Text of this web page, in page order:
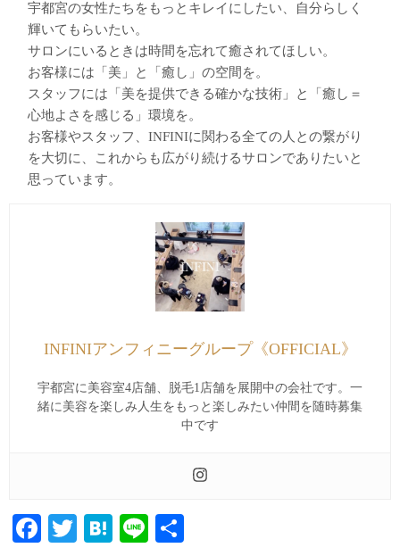
宇都宮の女性たちをもっとキレイにしたい、自分らしく
輝いてもらいたい。
サロンにいるときは時間を忘れて癒されてほしい。
お客様には「美」と「癒し」の空間を。
スタッフには「美を提供できる確かな技術」と「癒し＝
心地よさを感じる」環境を。
お客様やスタッフ、INFINIに関わる全ての人との繋がり
を大切に、これからも広がり続けるサロンでありたいと
思っています。
INFINIアンフィニーグループ《OFFICIAL》
宇都宮に美容室4店舗、脱毛1店舗を展開中の会社です。一
緒に美容を楽しみ人生をもっと楽しみたい仲間を随時募集
中です
Facebook
TwitterHatena
Line